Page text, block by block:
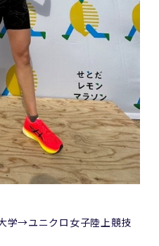
学→ユニクロ女子陸上競技